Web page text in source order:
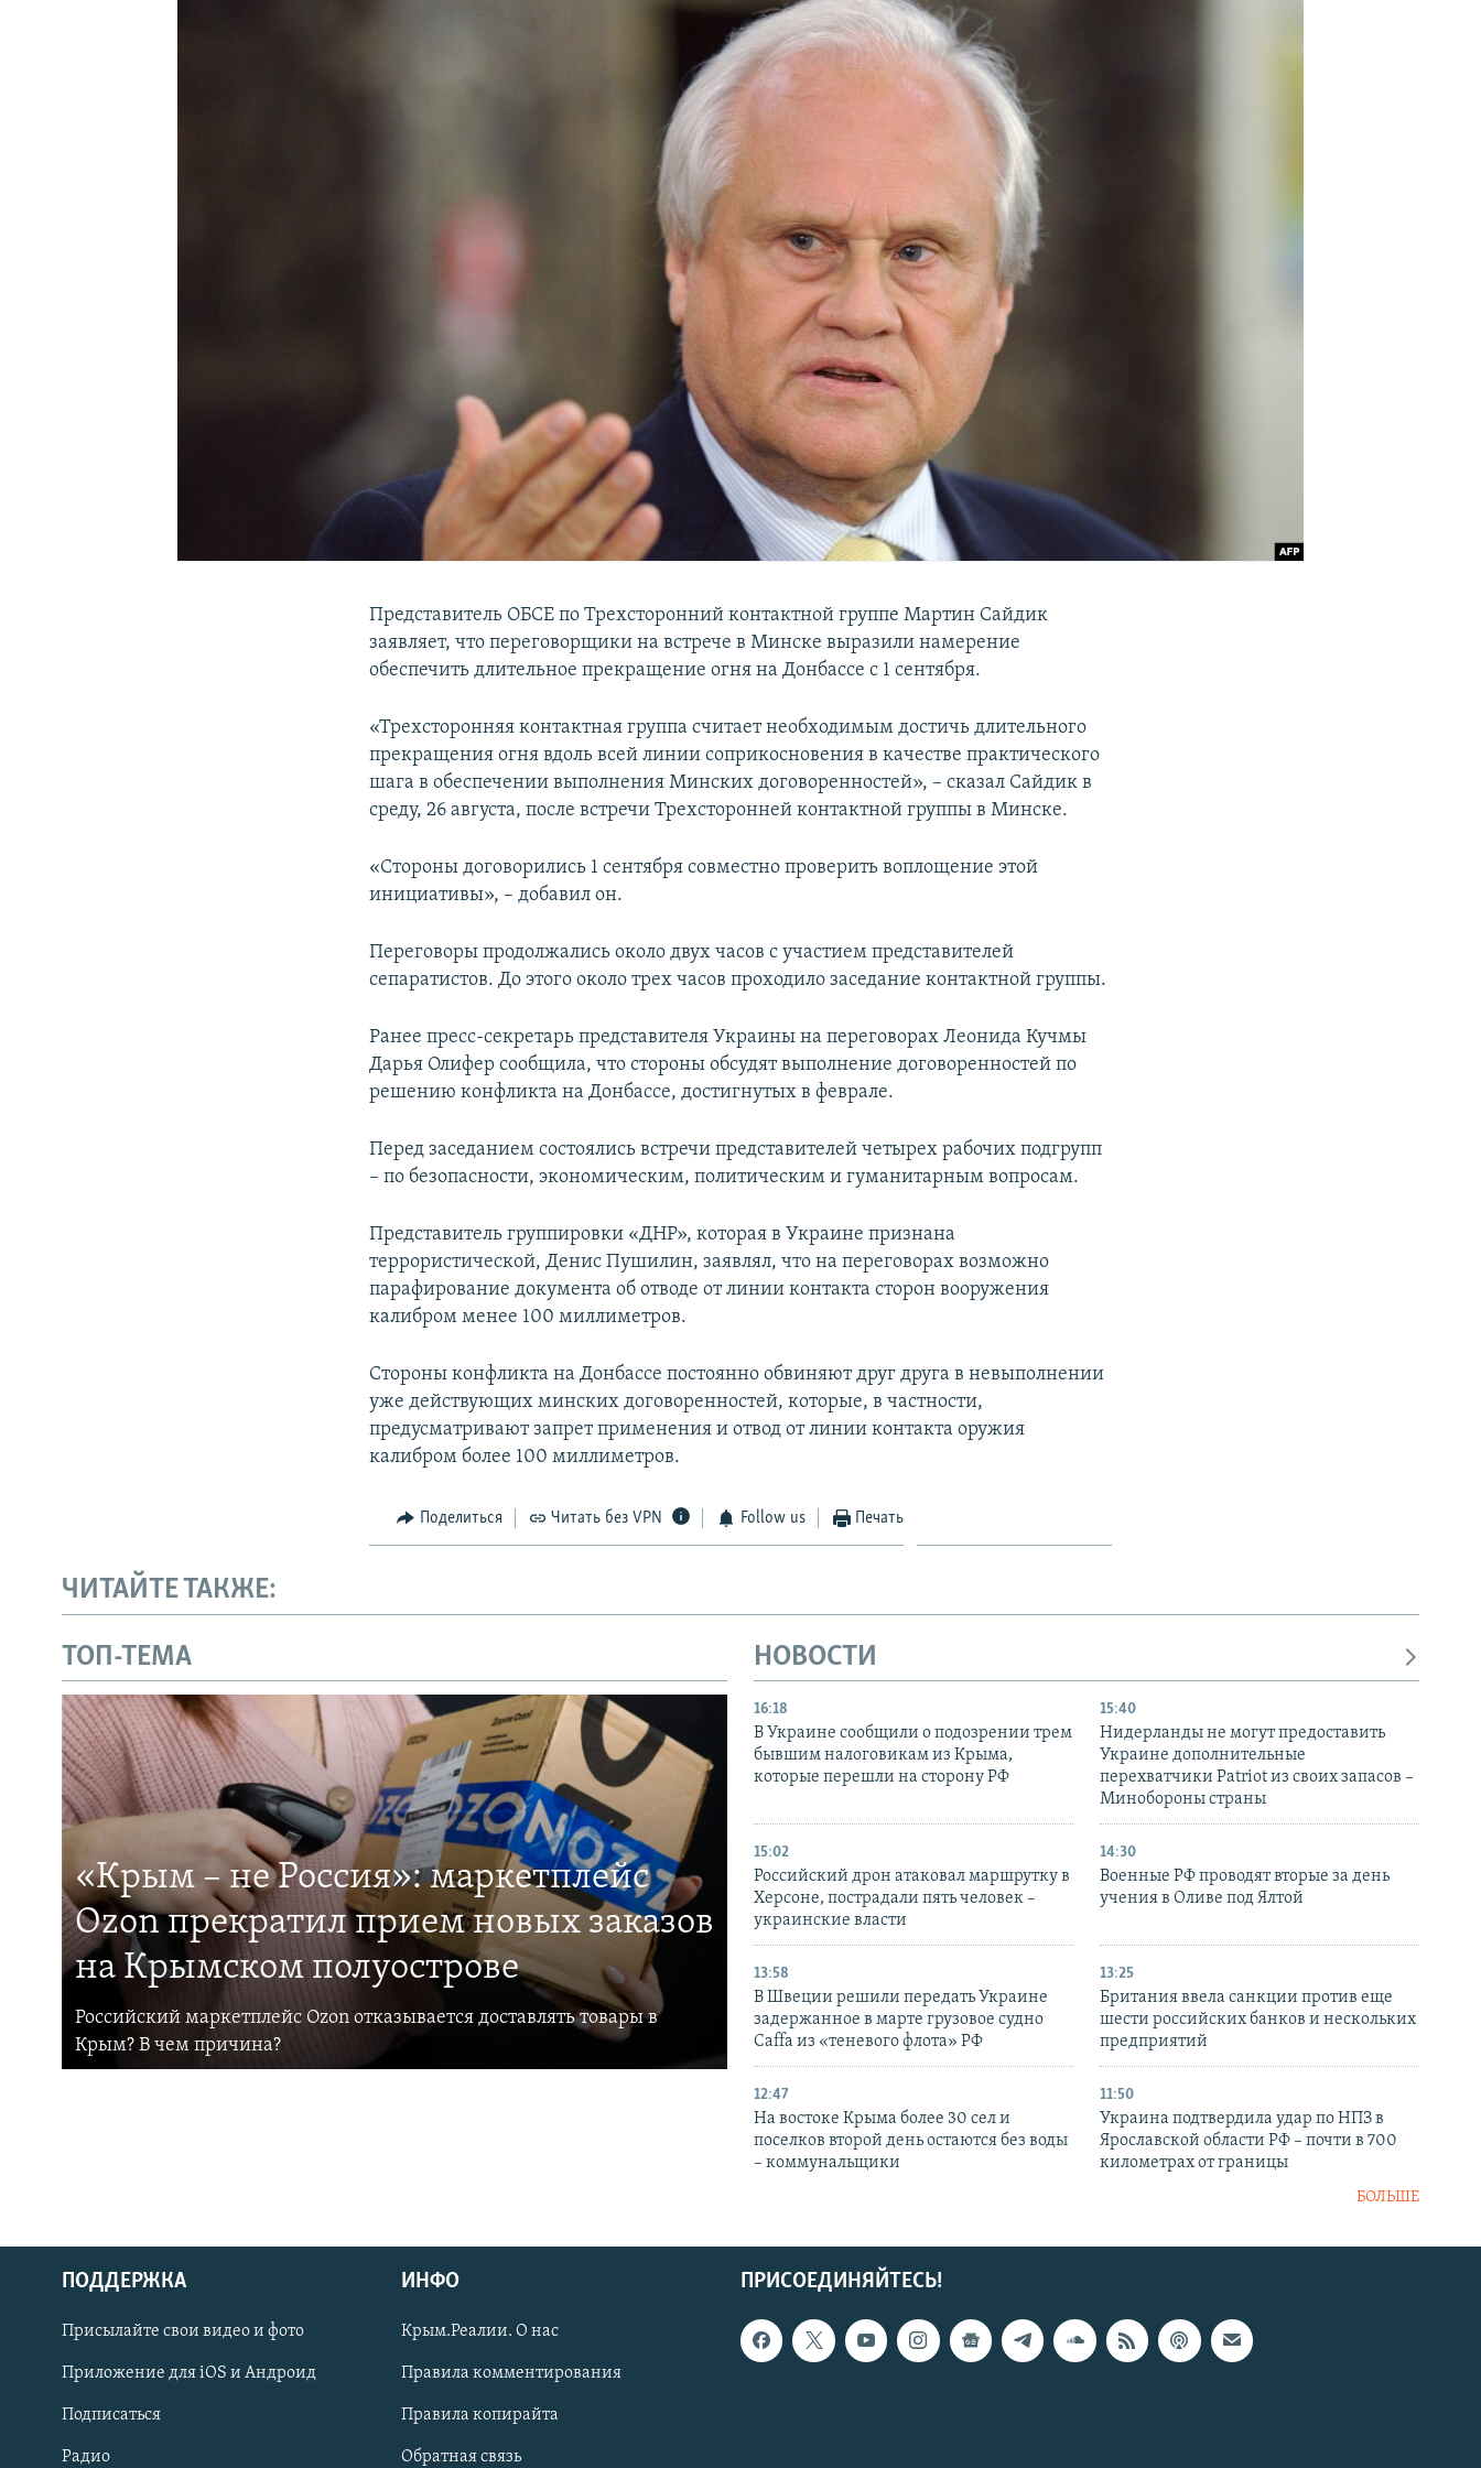
Українською
Qırımtatar
ПРИСОЕДИНЯЙТЕСЬ!
Представитель ОБСЕ по Трехсторонний контактной группе Мартин Сайдик
заявляет, что переговорщики на встрече в Минске выразили намерение
обеспечить длительное прекращение огня на Донбассе с 1 сентября.
«Трехсторонняя контактная группа считает необходимым достичь длительного
прекращения огня вдоль всей линии соприкосновения в качестве практического
шага в обеспечении выполнения Минских договоренностей», – сказал Сайдик в
среду, 26 августа, после встречи Трехсторонней контактной группы в Минске.
«Стороны договорились 1 сентября совместно проверить воплощение этой
инициативы», – добавил он.
Переговоры продолжались около двух часов с участием представителей
сепаратистов. До этого около трех часов проходило заседание контактной группы.
Ранее пресс-секретарь представителя Украины на переговорах Леонида Кучмы
Дарья Олифер сообщила, что стороны обсудят выполнение договоренностей по
решению конфликта на Донбассе, достигнутых в феврале.
Перед заседанием состоялись встречи представителей четырех рабочих подгрупп
– по безопасности, экономическим, политическим и гуманитарным вопросам.
Представитель группировки «ДНР», которая в Украине признана
террористической, Денис Пушилин, заявлял, что на переговорах возможно
парафирование документа об отводе от линии контакта сторон вооружения
калибром менее 100 миллиметров.
Стороны конфликта на Донбассе постоянно обвиняют друг друга в невыполнении
уже действующих минских договоренностей, которые, в частности,
предусматривают запрет применения и отвод от линии контакта оружия
калибром более 100 миллиметров.
Поделиться Читать без VPN Follow us Печать
ЧИТАЙТЕ ТАКЖЕ:
ТОП-ТЕМА
«Крым – не Россия»: маркетплейс
Ozon прекратил прием новых заказов
на Крымском полуострове
Российский маркетплейс Ozon отказывается доставлять товары в
Крым? В чем причина?
НОВОСТИ
16:18
В Украине сообщили о подозрении трем
бывшим налоговикам из Крыма,
которые перешли на сторону РФ
15:40
Нидерланды не могут предоставить
Украине дополнительные
перехватчики Patriot из своих запасов –
Минобороны страны
15:02
Российский дрон атаковал маршрутку в
Херсоне, пострадали пять человек –
украинские власти
14:30
Военные РФ проводят вторые за день
учения в Оливе под Ялтой
13:58
В Швеции решили передать Украине
задержанное в марте грузовое судно
Caffa из «теневого флота» РФ
13:25
Британия ввела санкции против еще
шести российских банков и нескольких
предприятий
12:47
На востоке Крыма более 30 сел и
поселков второй день остаются без воды
– коммунальщики
11:50
Украина подтвердила удар по НПЗ в
Ярославской области РФ – почти в 700
километрах от границы
БОЛЬШЕ
ПРИСОЕДИНЯЙТЕСЬ!
ПОДДЕРЖКА
Присылайте свои видео и фото
Приложение для iOS и Андроид
Подписаться
Радио
ИНФО
Крым.Реалии. О нас
Правила комментирования
Правила копирайта
Обратная связь